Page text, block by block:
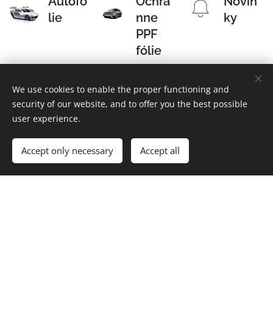
lie
nne
PPF
fólie
ky
Kontakt
We use cookies to enable the proper functioning and
security of our website, and to offer you the best possible
user experience.
Accept only necessary Accept all